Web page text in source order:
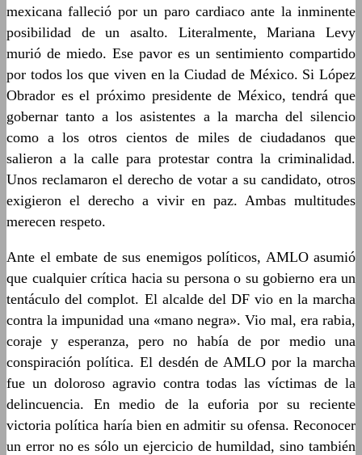
mexicana falleció por un paro cardiaco ante la inminente
posibilidad de un asalto. Literalmente, Mariana Levy
murió de miedo. Ese pavor es un sentimiento compartido
por todos los que viven en la Ciudad de México. Si López
Obrador es el próximo presidente de México, tendrá que
gobernar tanto a los asistentes a la marcha del silencio
como a los otros cientos de miles de ciudadanos que
salieron a la calle para protestar contra la criminalidad.
Unos reclamaron el derecho de votar a su candidato, otros
exigieron el derecho a vivir en paz. Ambas multitudes
merecen respeto.
Ante el embate de sus enemigos políticos, AMLO asumió
que cualquier crítica hacia su persona o su gobierno era un
tentáculo del complot. El alcalde del DF vio en la marcha
contra la impunidad una «mano negra». Vio mal, era rabia,
coraje y esperanza, pero no había de por medio una
conspiración política. El desdén de AMLO por la marcha
fue un doloroso agravio contra todas las víctimas de la
delincuencia. En medio de la euforia por su reciente
victoria política haría bien en admitir su ofensa. Reconocer
un error no es sólo un ejercicio de humildad, sino también